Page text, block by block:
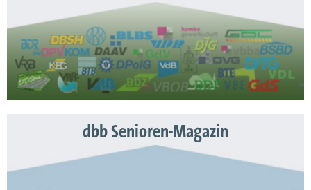
dbb Senioren-Magazin